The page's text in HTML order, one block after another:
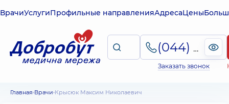
ВрачиУслугиПрофильные направленияАдресаЦены
(044) 495-2-888
Заказать звонок
Главная Врачи Крысюк Максим Николаевич